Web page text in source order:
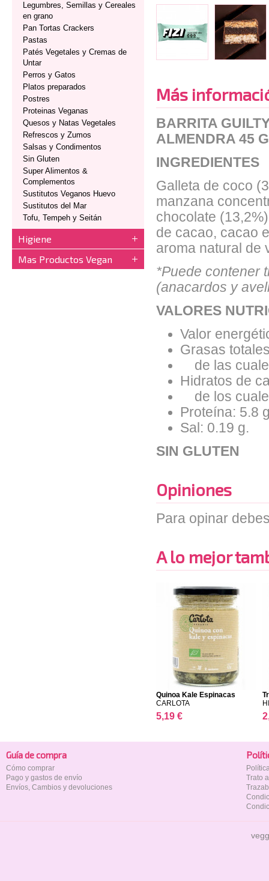
Legumbres, Semillas y Cereales
en grano
Pan Tortas Crackers
Pastas
Patés Vegetales y Cremas de
Untar
Perros y Gatos
Platos preparados
Postres
Proteinas Veganas
Quesos y Natas Vegetales
Refrescos y Zumos
Salsas y Condimentos
Sin Gluten
Super Alimentos &
Complementos
Sustitutos Veganos Huevo
Sustitutos del Mar
Tofu, Tempeh y Seitán
Higiene
Mas Productos Vegan
Más
BARRITA
ALMENDRA 45
INGREDIENTES
Galleta de coco
manzana
chocolate
de cacao, cacao
aroma natural de
*Puede contener
(anacardos y
VALORES
Valor
Grasas
de las
Hidratos de
de los
Proteína: 5.8
Sal: 0.19 g.
SIN GLUTEN
Opiniones
Para opinar
A lo mejor
Quinoa Kale Espinacas
CARLOTA
5,19 €
Guía de compra
Cómo comprar
Pago y gastos de envío
Envíos, Cambios y devoluciones
Trato